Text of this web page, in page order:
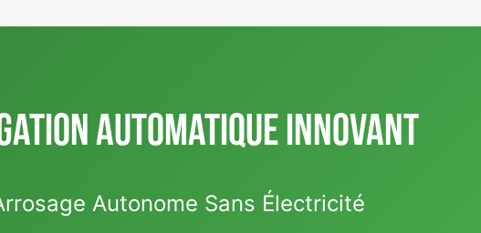
Automatique Innovant
Autonome Sans Électricité